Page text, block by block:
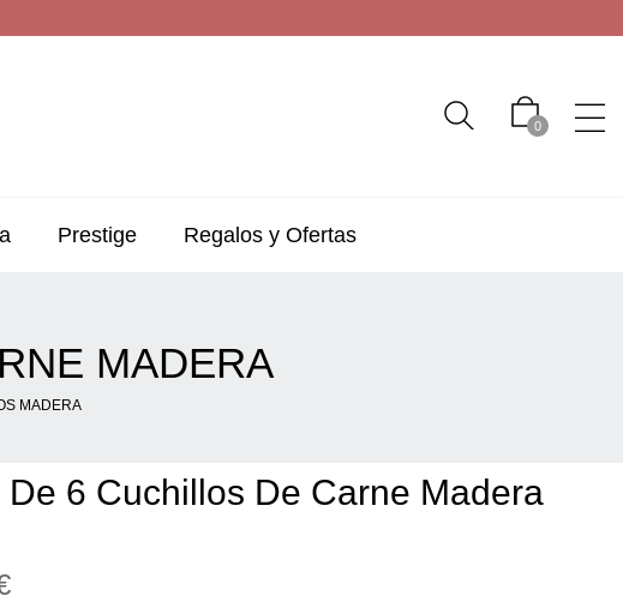
0
Prestige Regalos y Ofertas
MADERA
MADERA
De 6 Cuchillos De Carne Madera